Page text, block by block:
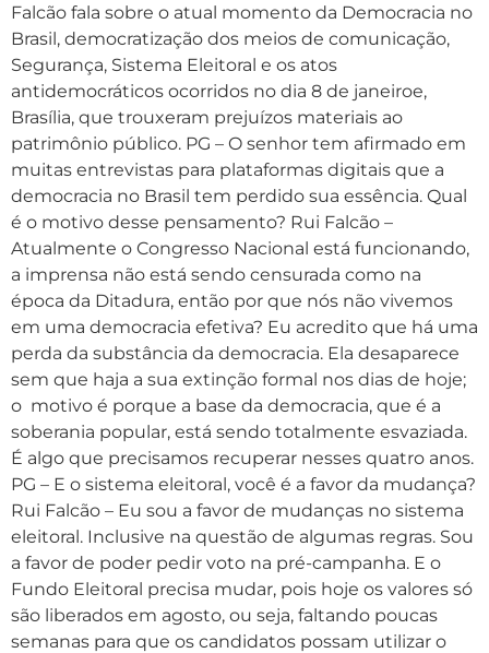
Falcão fala sobre o atual momento da Democracia no
Brasil, democratização dos meios de comunicação,
Segurança, Sistema Eleitoral e os atos
antidemocráticos ocorridos no dia 8 de janeiroe,
Brasília, que trouxeram prejuízos materiais ao
patrimônio público. PG – O senhor tem afirmado em
muitas entrevistas para plataformas digitais que a
democracia no Brasil tem perdido sua essência. Qual
é o motivo desse pensamento? Rui Falcão –
Atualmente o Congresso Nacional está funcionando,
a imprensa não está sendo censurada como na
época da Ditadura, então por que nós não vivemos
em uma democracia efetiva? Eu acredito que há uma
perda da substância da democracia. Ela desaparece
sem que haja a sua extinção formal nos dias de hoje;
o motivo é porque a base da democracia, que é a
soberania popular, está sendo totalmente esvaziada.
É algo que precisamos recuperar nesses quatro anos.
PG – E o sistema eleitoral, você é a favor da mudança?
Rui Falcão – Eu sou a favor de mudanças no sistema
eleitoral. Inclusive na questão de algumas regras. Sou
a favor de poder pedir voto na pré-campanha. E o
Fundo Eleitoral precisa mudar, pois hoje os valores só
são liberados em agosto, ou seja, faltando poucas
semanas para que os candidatos possam utilizar o